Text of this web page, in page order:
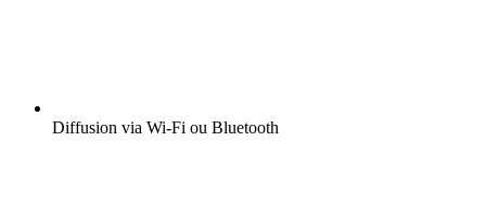
Diffusion via Wi-Fi ou Bluetooth